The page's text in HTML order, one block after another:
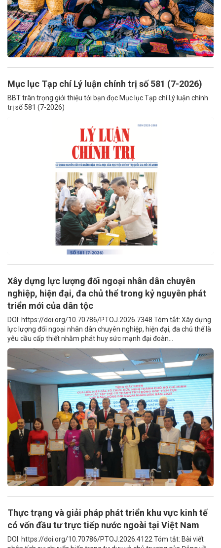
Mục lục Tạp chí Lý luận chính trị số 581 (7-2026)
BBT trân trọng giới thiệu tới bạn đọc Mục lục Tạp chí Lý luận chính
trị số 581 (7-2026)
Xây dựng lực lượng đối ngoại nhân dân chuyên
nghiệp, hiện đại, đa chủ thể trong kỷ nguyên phát
triển mới của dân tộc
DOI: https://doi.org/10.70786/PTOJ.2026.7348 Tóm tắt: Xây dựng
lực lượng đối ngoại nhân dân chuyên nghiệp, hiện đại, đa chủ thể là
yêu cầu cấp thiết nhằm phát huy sức mạnh đại đoàn...
Thực trạng và giải pháp phát triển khu vực kinh tế
có vốn đầu tư trực tiếp nước ngoài tại Việt Nam
DOI: https://doi.org/10.70786/PTOJ.2026.4122 Tóm tắt: Bài viết